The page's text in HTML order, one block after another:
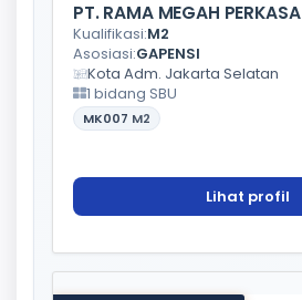
PT. RAMA MEGAH PERKASA
Kualifikasi:M2
Asosiasi:GAPENSI
Kota Adm. Jakarta Selatan
1 bidang SBU
MK007 M2
Lihat profil